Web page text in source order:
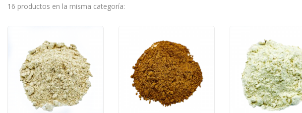
16 productos en la misma categoría: